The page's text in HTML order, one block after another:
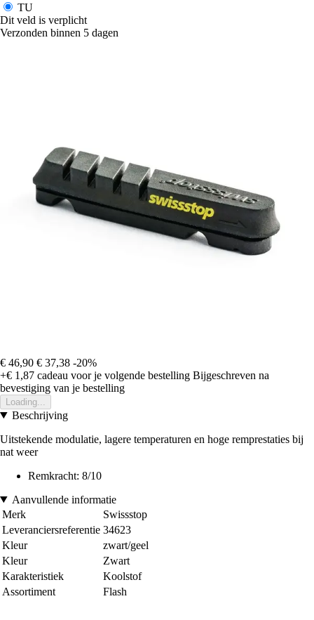
TU
Dit veld is verplicht
Verzonden binnen 5 dagen
€ 46,90 € 37,38 -20%
+€ 1,87 cadeau voor je volgende bestelling Bijgeschreven na
bevestiging van je bestelling
Loading...
Beschrijving
Uitstekende modulatie, lagere temperaturen en hoge remprestaties bij
nat weer
Remkracht: 8/10
Aanvullende informatie
Merk
Swissstop
Leveranciersreferentie 34623
Kleur
zwart/geel
Kleur
Zwart
Karakteristiek
Koolstof
Assortiment
Flash